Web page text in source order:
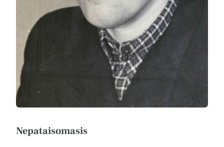
Nepataisomasis